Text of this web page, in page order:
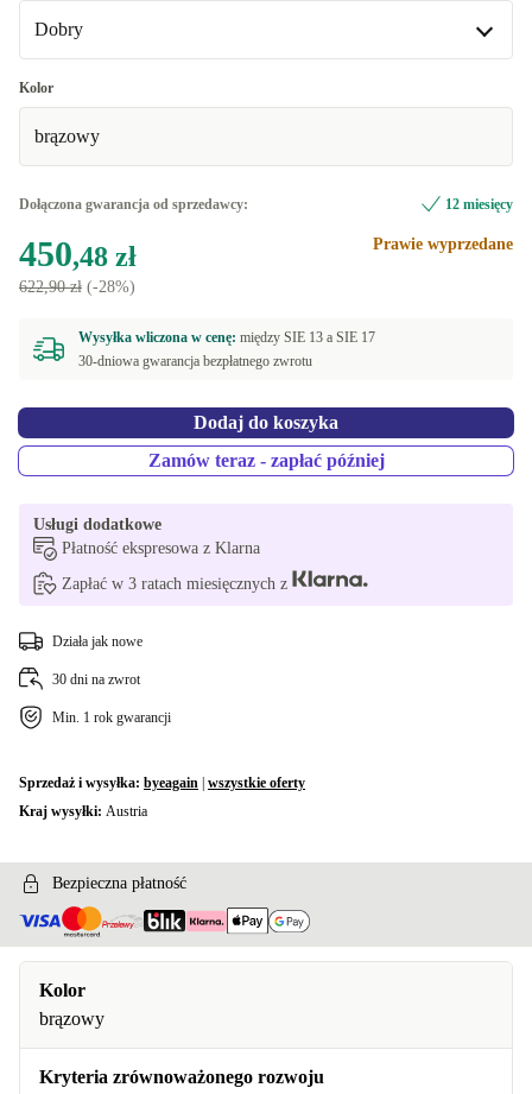
Dobry
Dobry
Doskonały
Kolor
brązowy
Dołączona gwarancja od sprzedawcy: 12 miesięcy
450,48 zł
622,90 zł (-28%)
Prawie wyprzedane
Wysyłka wliczona w cenę: między SIE 13 a SIE 17
30-dniowa gwarancja bezpłatnego zwrotu
Dodaj do koszyka
Zamów teraz - zapłać później
Usługi dodatkowe
Płatność ekspresowa z Klarna
Zapłać w 3 ratach miesięcznych z
Działa jak nowe
30 dni na zwrot
Min. 1 rok gwarancji
Sprzedaż i wysyłka: byeagain wszystkie oferty
Kraj wysyłki: Austria
Bezpieczna płatność
Kolor
brązowy
Kryteria zrównoważonego rozwoju